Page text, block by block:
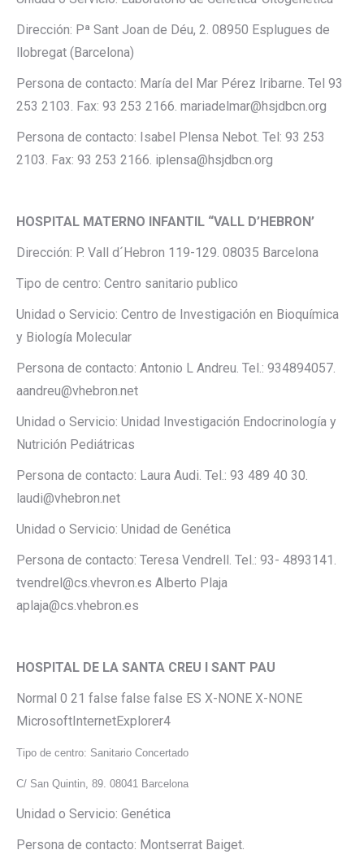
Dirección: Pª Sant Joan de Déu, 2. 08950 Esplugues de
llobregat (Barcelona)
Persona de contacto: María del Mar Pérez Iribarne. Tel 93
253 2103. Fax: 93 253 2166. mariadelmar@hsjdbcn.org
Persona de contacto: Isabel Plensa Nebot. Tel: 93 253
2103. Fax: 93 253 2166. iplensa@hsjdbcn.org
HOSPITAL MATERNO INFANTIL “VALL D’HEBRON’
Dirección: P. Vall d´Hebron 119-129. 08035 Barcelona
Tipo de centro: Centro sanitario publico
Unidad o Servicio: Centro de Investigación en Bioquímica
y Biología Molecular
Persona de contacto: Antonio L Andreu. Tel.: 934894057.
aandreu@vhebron.net
Unidad o Servicio: Unidad Investigación Endocrinología y
Nutrición Pediátricas
Persona de contacto: Laura Audi. Tel.: 93 489 40 30.
laudi@vhebron.net
Unidad o Servicio: Unidad de Genética
Persona de contacto: Teresa Vendrell. Tel.: 93- 4893141.
tvendrel@cs.vhevron.es Alberto Plaja
aplaja@cs.vhebron.es
HOSPITAL DE LA SANTA CREU I SANT PAU
Normal 0 21 false false false ES X-NONE X-NONE
MicrosoftInternetExplorer4
Tipo de centro: Sanitario Concertado
C/ San Quintin, 89. 08041 Barcelona
Unidad o Servicio: Genética
Persona de contacto: Montserrat Baiget.